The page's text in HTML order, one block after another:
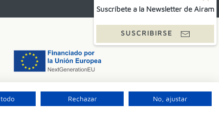
Suscríbete a la Newsletter de Airam
SUSCRIBIRSE
Rechazar No, ajustar